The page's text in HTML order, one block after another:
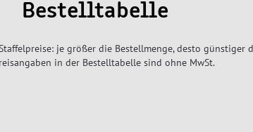
Bestelltabelle
je größer die Bestellmenge, desto günstiger
in der Bestelltabelle sind ohne MwSt.